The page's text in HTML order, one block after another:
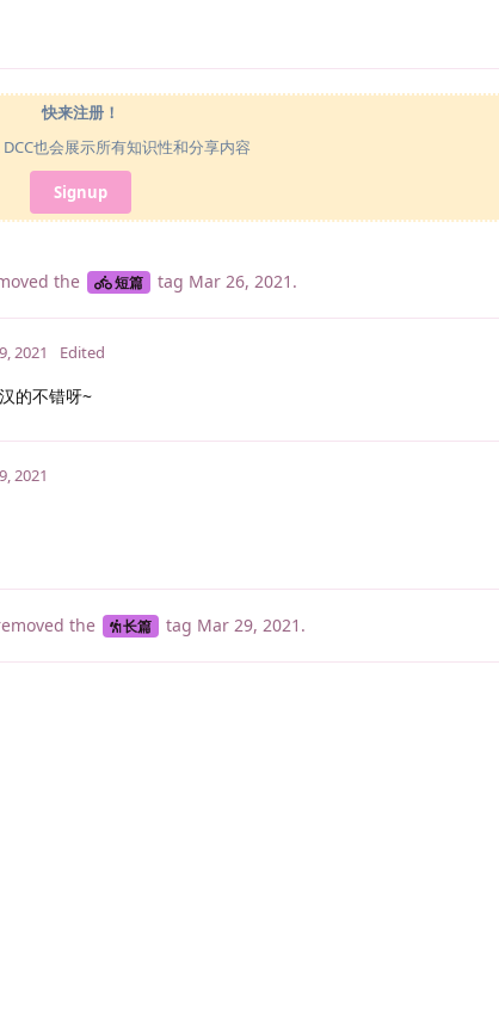
快来注册！
也会展示所有知识性和分享内容
Signup
the 短篇 tag Mar 26, 2021 .
2021 Edited
的不错呀~
2021
the 长篇 tag Mar 29, 2021 .